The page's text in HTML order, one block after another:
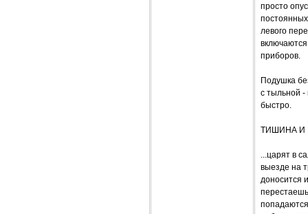
просто
левого
приборов.
Подушка
с тыльной
быстро.
ТИШИНА И
...царят в
выезде на
доносится